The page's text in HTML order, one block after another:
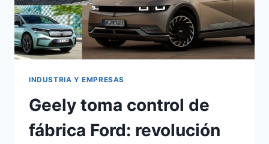
INDUSTRIA Y EMPRESAS
Geely toma control de
fábrica Ford: revolución